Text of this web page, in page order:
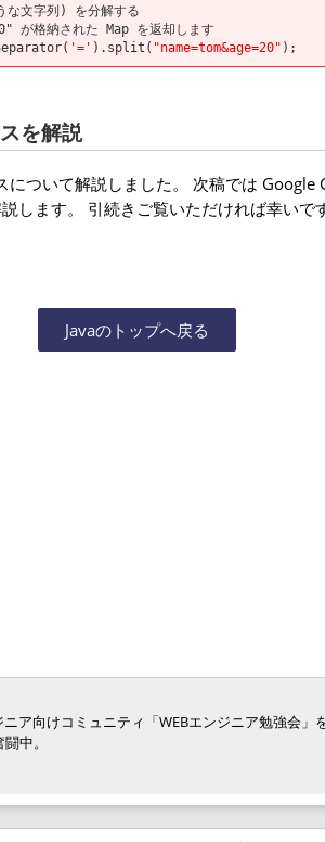
文字列) を分解する
格納された Map を返却します
'=' ).split( "name=tom&age=20" );
を解説
ついて解説しました。 次稿では Google
します。 引続きご覧いただければ幸いで
Javaのトップへ戻る
ニア向けコミュニティ「WEBエンジニア勉強会
中。